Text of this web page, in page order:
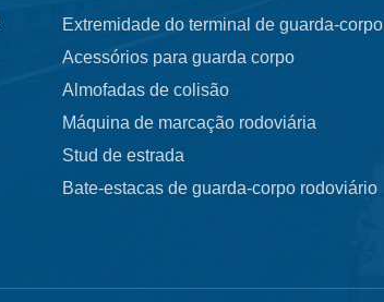
Extremidade do terminal de guarda-corpo
Acessórios para guarda corpo
Almofadas de colisão
Máquina de marcação rodoviária
Stud de estrada
Bate-estacas de guarda-corpo rodoviário